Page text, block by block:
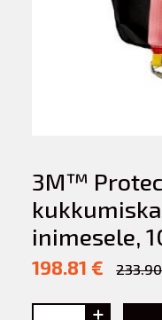
3M™
inimesele,
198.81 €